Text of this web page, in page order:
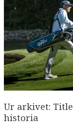
Ur arkivet:
historia